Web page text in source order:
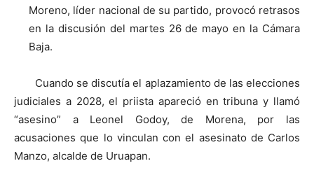
Moreno, líder nacional de su partido, provocó retrasos
en la discusión del martes 26 de mayo en la Cámara
Baja.
Cuando se discutía el aplazamiento de las elecciones
judiciales a 2028, el priista apareció en tribuna y llamó
“asesino” a Leonel Godoy, de Morena, por las
acusaciones que lo vinculan con el asesinato de Carlos
Manzo, alcalde de Uruapan.